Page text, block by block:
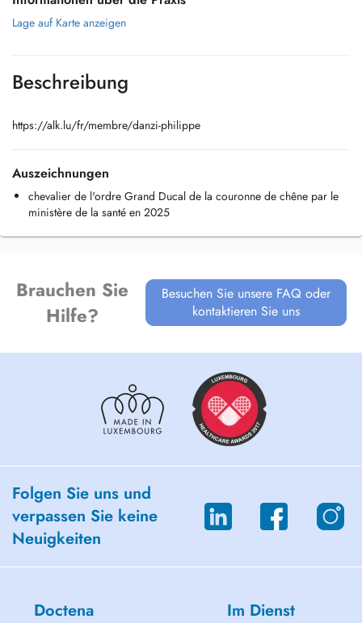
Lage auf Karte anzeigen
Beschreibung
https://alk.lu/fr/membre/danzi-philippe
Auszeichnungen
chevalier de l'ordre Grand Ducal de la couronne de chêne par le
ministère de la santé en 2025
Brauchen Sie
Hilfe?
Besuchen Sie unsere FAQ oder
kontaktieren Sie uns
Folgen Sie uns und
verpassen Sie keine
Neuigkeiten
Doctena Im Dienst